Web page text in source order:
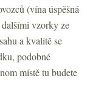
(vína úspěšná
vzorky ze
a kvalitě se
podobné
místě tu budete